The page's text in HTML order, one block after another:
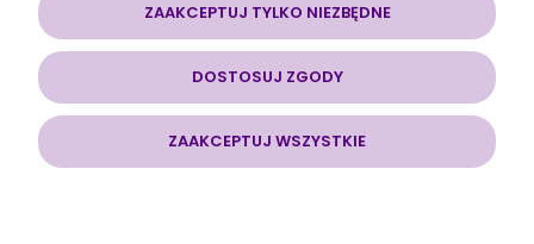
SOMAP sklep modelarski| al. Jana Pawła II 28, 43-100 Tychy, woj.
śląskie | E-mail:
| NIP:
6462056771 REGON: 240730965
ZAAKCEPTUJ TYLKO NIEZBĘDNE
DOSTOSUJ ZGODY
ZAAKCEPTUJ WSZYSTKIE